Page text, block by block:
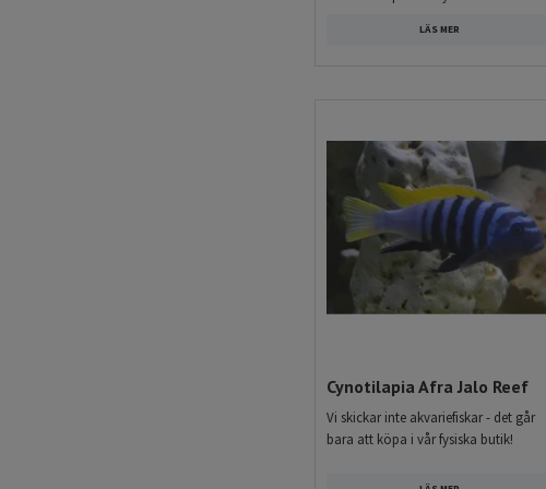
LÄS MER
Cynotilapia Afra Jalo Reef
Vi skickar inte akvariefiskar - det går
bara att köpa i vår fysiska butik!